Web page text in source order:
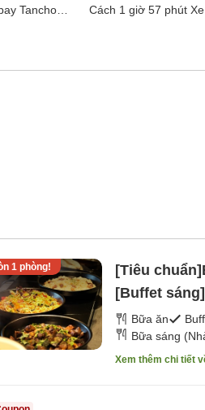
Tancho
Cách 1 giờ 57 phút
1phòng!
[Tiêu
[Buffet
Bữa ăn
Bữa sáng
Xem thêm chi tiết